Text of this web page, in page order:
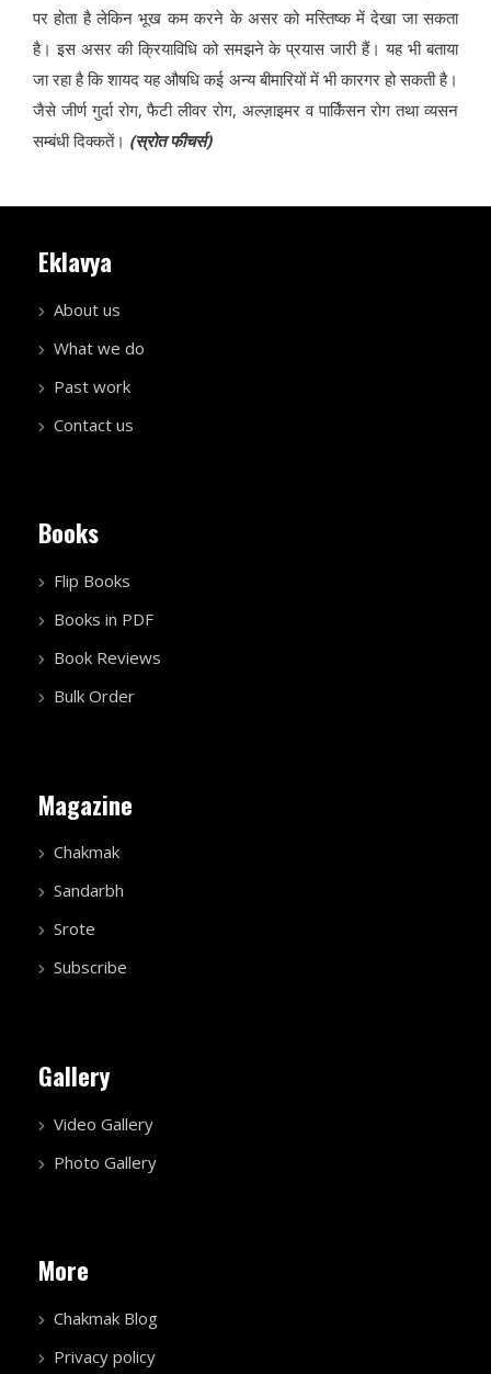
पर होता है लेकिन भूख कम करने के असर को मस्तिष्क में देखा जा सकता
है। इस असर की क्रियाविधि को समझने के प्रयास जारी हैं। यह भी बताया
जा रहा है कि शायद यह औषधि कई अन्य बीमारियों में भी कारगर हो सकती है।
जैसे जीर्ण गुर्दा रोग, फैटी लीवर रोग, अल्ज़ाइमर व पार्किंसन रोग तथा व्यसन
सम्बंधी दिक्कतें। (स्रोत फीचर्स)
Eklavya
About us
What we do
Past work
Contact us
Books
Flip Books
Books in PDF
Book Reviews
Bulk Order
Magazine
Chakmak
Sandarbh
Srote
Subscribe
Gallery
Video Gallery
Photo Gallery
More
Chakmak Blog
Privacy policy